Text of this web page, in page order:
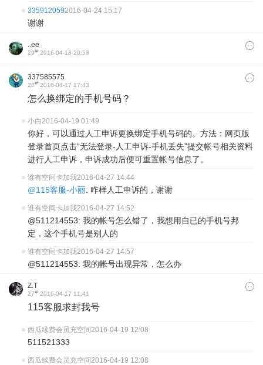
3359120592016-04-24 15:17
谢谢
..ee
29# 2016-04-18 20:53
337585575
28# 2016-04-17 17:43
怎么换绑定的手机号码？
小白2016-04-19 01:49
你好，可以通过人工申诉更换绑定手机号码的。方法：网页版
登录首页点击“无法登录-人工申诉-手机丢失”提交帐号相关资料
进行人工申诉，申诉成功后便可重置帐号信息了。
谁有空间卡加我2016-04-27 14:44
@115客服-小丽: 咋样人工申诉的，谢谢
谁有空间卡加我2016-04-27 14:52
@511214553: 我的帐号怎么错了，我想用自已的手机号邦
定，这个手机号是别人的
谁有空间卡加我2016-04-27 14:57
@511214553: 我的帐号出现异常，怎么办
Z.T
27# 2016-04-17 11:41
115客服求封我号
西瓜续费会员充空间2016-04-19 12:08
511521333
西瓜续费会员充空间2016-04-19 12:08